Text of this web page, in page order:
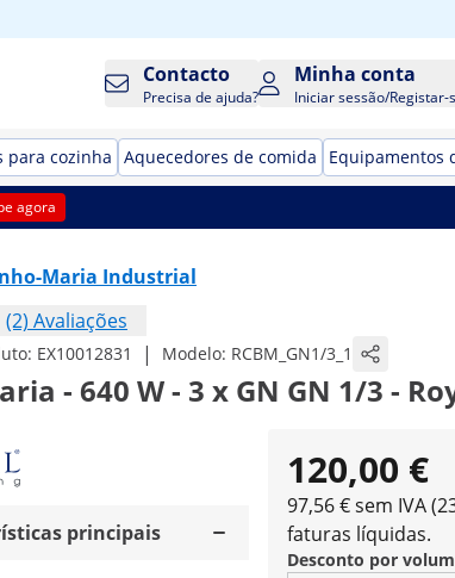
Contacto
Precisa de ajuda?
Minha conta
Iniciar sessão/Registar-
para cozinha Aquecedores de comida Equipamentos
agora
Maria Industrial
(2) Avaliações
EX10012831 | Modelo: RCBM_GN1/3_1
- 640 W - 3 x GN GN 1/3 -
120,00 €
97,56 € sem IVA
faturas líquidas.
Desconto por
principais